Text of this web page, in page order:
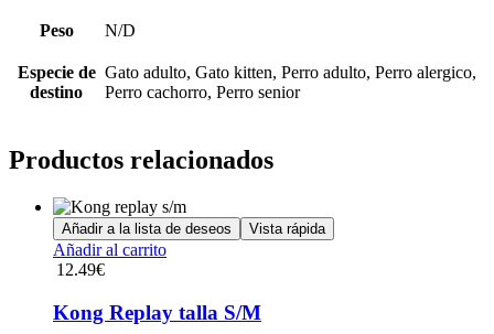
Peso N/D
Especie de
destino
Gato adulto, Gato kitten, Perro adulto, Perro alergico,
Perro cachorro, Perro senior
Productos relacionados
Añadir a la lista de deseos Vista rápida
Añadir al carrito
12.49€
Kong Replay talla S/M